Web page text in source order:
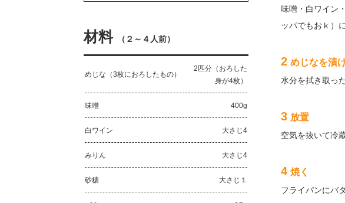
材料 （ ２～４人前）
めじな（3枚におろしたもの）
2匹分（おろした
身が4枚）
味噌 400g
白ワイン 大さじ4
みりん 大さじ4
砂糖 大さじ１
味噌・白ワイン
ッパでもおｋ）
2 めじなを漬
水分を拭き取っ
3 放置
空気を抜いて冷
4 焼く
フライパンにバ